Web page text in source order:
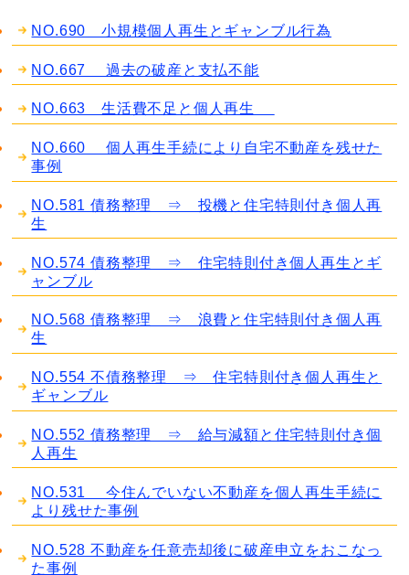
NO.690 小規模個人再生とギャンブル行為
NO.667 過去の破産と支払不能
NO.663 生活費不足と個人再生
NO.660 個人再生手続により自宅不動産を残せた
事例
NO.581 債務整理 ⇒ 投機と住宅特則付き個人再
生
NO.574 債務整理 ⇒ 住宅特則付き個人再生とギ
ャンブル
NO.568 債務整理 ⇒ 浪費と住宅特則付き個人再
生
NO.554 不債務整理 ⇒ 住宅特則付き個人再生と
ギャンブル
NO.552 債務整理 ⇒ 給与減額と住宅特則付き個
人再生
NO.531 今住んでいない不動産を個人再生手続に
より残せた事例
NO.528 不動産を任意売却後に破産申立をおこなっ
た事例